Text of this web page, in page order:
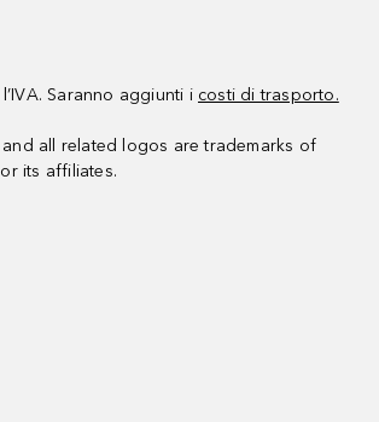
Saranno aggiunti i costi di trasporto.
all related logos are trademarks of
its affiliates.